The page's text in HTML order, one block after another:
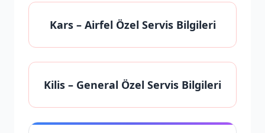
Kars– Airfel Özel Servis Bilgileri
Kilis – General Özel Servis Bilgileri